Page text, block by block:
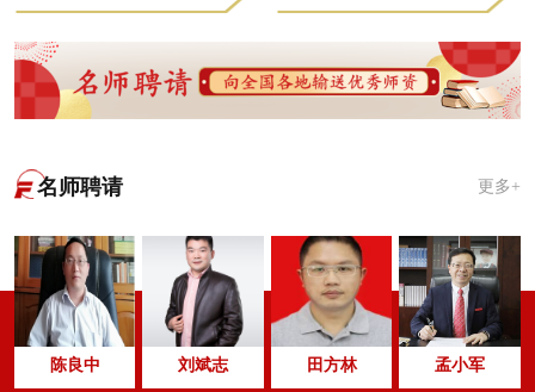
名师聘请 更多+
陈良中 刘斌志 田方林 孟小军